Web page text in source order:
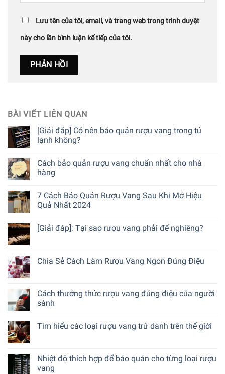
Lưu tên của tôi, email, và trang web trong trình duyệt
này cho lần bình luận kế tiếp của tôi.
BÀI VIẾT LIÊN QUAN
[Giải đáp] Có nên bảo quản rượu vang trong tủ
lạnh không?
Cách bảo quản rượu vang chuẩn nhất cho nhà
hàng
7 Cách Bảo Quản Rượu Vang Sau Khi Mở Hiệu
Quả Nhất 2024
[Giải đáp]: Tại sao rượu vang phải để nghiêng?
Chia Sẻ Cách Làm Rượu Vang Ngon Đúng Điệu
Cách thưởng thức rượu vang đúng điệu của người
sành
Tìm hiểu các loại rượu vang trứ danh trên thế giới
Nhiệt độ thích hợp để bảo quản cho từng loại rượu
vang